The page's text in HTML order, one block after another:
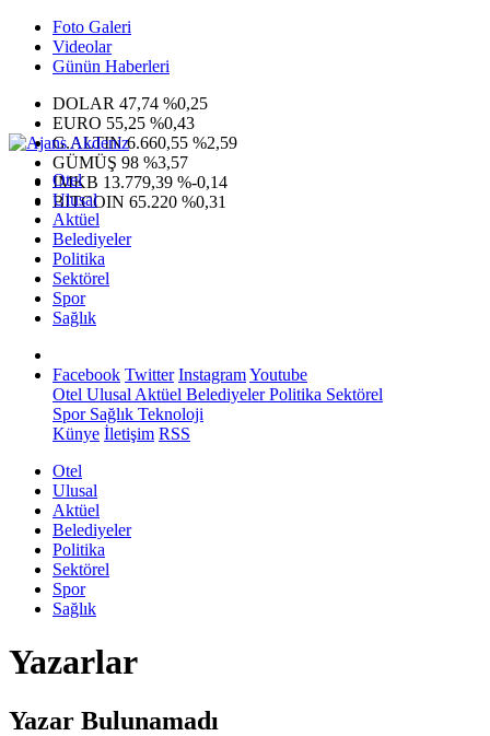
Foto Galeri
Videolar
Günün Haberleri
DOLAR 47,74 %0,25
EURO 55,25 %0,43
G.ALTIN6.660,55 %2,59
GÜMÜŞ 98 %3,57
IMKB 13.779,39 %-0,14
BITCOIN 65.220 %0,31
Otel
Ulusal
Aktüel
Belediyeler
Politika
Sektörel
Spor
Sağlık
Facebook Twitter InstagramYoutube
Otel Ulusal Aktüel BelediyelerPolitika Sektörel
SporSağlık Teknoloji
Künye İletişim RSS
Otel
Ulusal
Aktüel
Belediyeler
Politika
Sektörel
Spor
Sağlık
Yazarlar
Yazar Bulunamadı